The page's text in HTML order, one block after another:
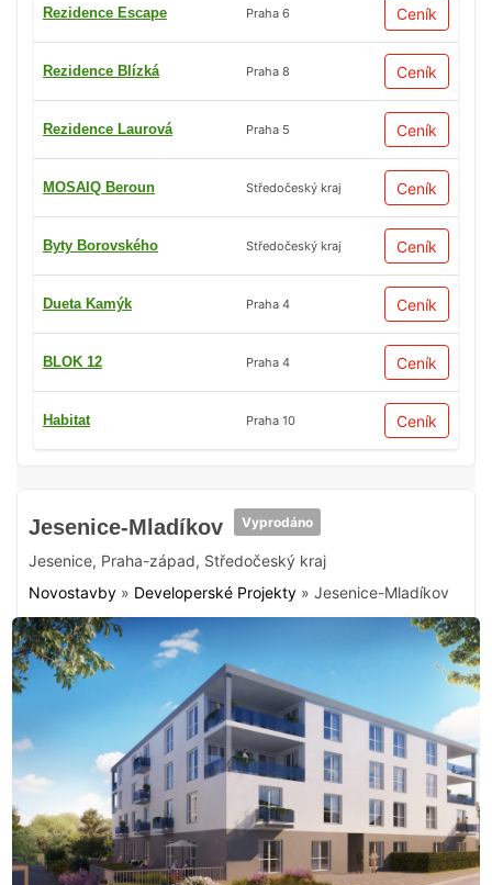
Jesenice-Mladíkov Vyprodáno
Jesenice, Praha-západ, Středočeský kraj
Novostavby » Developerské Projekty » Jesenice-Mladíkov
Rezidence Escape Praha 6 Ceník
Rezidence Blízká Praha 8 Ceník
Rezidence Laurová Praha 5 Ceník
MOSAIQ Beroun Středočeský kraj Ceník
Byty Borovského Středočeský kraj Ceník
Dueta Kamýk Praha 4 Ceník
BLOK 12 Praha 4 Ceník
Habitat Praha 10 Ceník